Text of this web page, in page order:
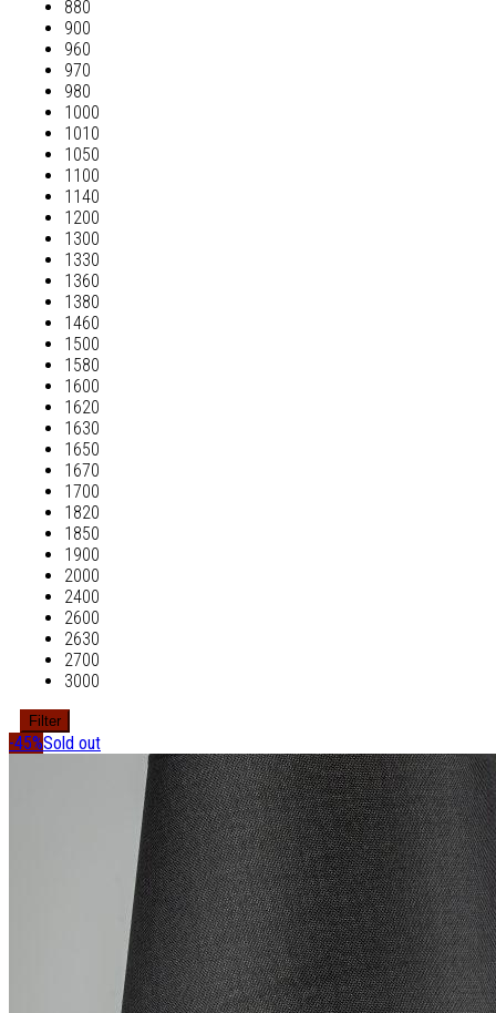
880
900
960
970
980
1000
1010
1050
1100
1140
1200
1300
1330
1360
1380
1460
1500
1580
1600
1620
1630
1650
1670
1700
1820
1850
1900
2000
2400
2600
2630
2700
3000
Filter
-45%Sold out